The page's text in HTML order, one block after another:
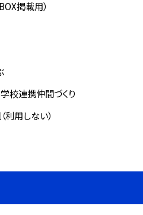
掲載用）
校連携仲間づくり
用しない）